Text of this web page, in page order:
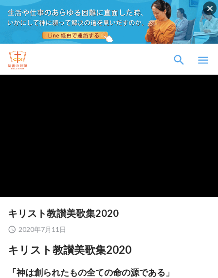
キリスト教讃美歌集2020
2020年7月11日
キリスト教讃美歌集2020
「神は創られたもの全ての命の源である」